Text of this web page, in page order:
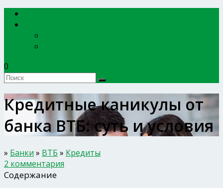
0
Кредитные каникулы от
банка ВТБ: суть и условия
» Банки » ВТБ » Кредиты
2 комментария
Содержание